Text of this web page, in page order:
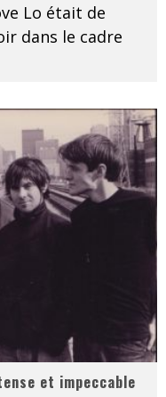
Lo était de
dans le cadre
et impeccable